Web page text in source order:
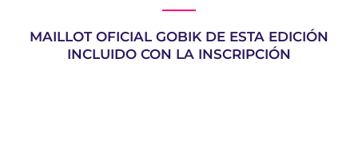
MAILLOT OFICIAL GOBIK DE ESTA EDICIÓN
INCLUIDO CON LA INSCRIPCIÓN